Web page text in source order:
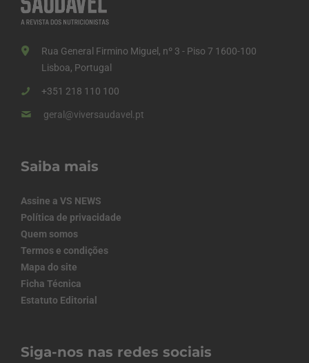
Rua General Firmino Miguel, nº 3 - Piso 7 1600-100
Lisboa, Portugal
+351 218 110 100
geral@viversaudavel.pt
Saiba mais
Assine a VS NEWS
Política de privacidade
Quem somos
Termos e condições
Mapa do site
Ficha Técnica
Estatuto Editorial
Siga-nos nas redes sociais